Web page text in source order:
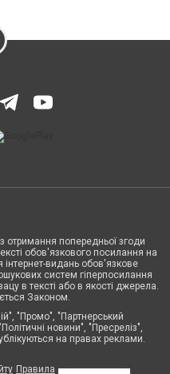
отримання попередньої згоди
обов'язкового посилання на
видань обов'язкове
систем гіперпосилання
в тексті або в якості джерела.
Законом.
"Промо", "Партнерський
новини", "Пресреліз",
на правах реклами.
Правила